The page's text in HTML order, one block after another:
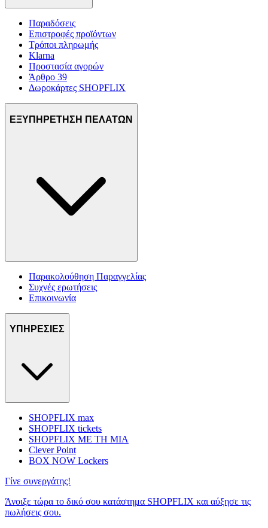
Παραδόσεις
Επιστροφές προϊόντων
Τρόποι πληρωμής
Klarna
Προστασία αγορών
Άρθρο 39
Δωροκάρτες SHOPFLIX
ΕΞΥΠΗΡΕΤΗΣΗ ΠΕΛΑΤΩΝ
Παρακολούθηση Παραγγελίας
Συχνές ερωτήσεις
Επικοινωνία
ΥΠΗΡΕΣΙΕΣ
SHOPFLIX max
SHOPFLIX tickets
SHOPFLIX ΜΕ ΤΗ ΜΙΑ
Clever Point
BOX NOW Lockers
Γίνε συνεργάτης!
Άνοιξε τώρα το δικό σου κατάστημα SHOPFLIX και αύξησε τις
πωλήσεις σου.